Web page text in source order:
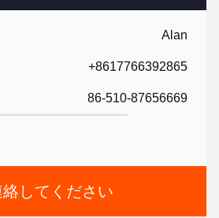
Alan
+8617766392865
86-510-87656669
してください